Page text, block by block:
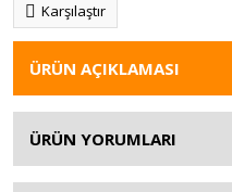
Karşılaştır
ÜRÜN AÇIKLAMASI
ÜRÜN YORUMLARI